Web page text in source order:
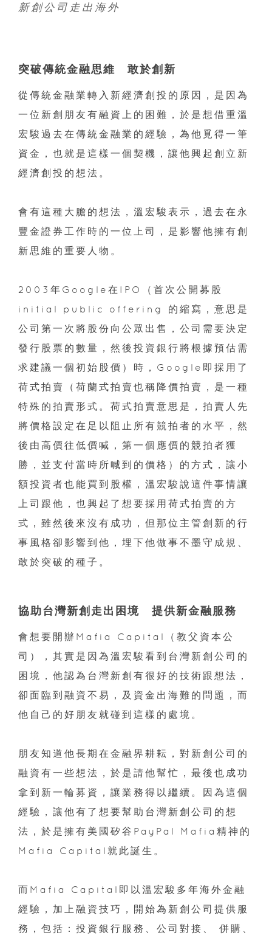
新創公司走出海外
突破傳統金融思維 敢於創新
從傳統金融業轉入新經濟創投的原因，是因為
一位新創朋友有融資上的困難，於是想借重溫
宏駿過去在傳統金融業的經驗，為他覓得一筆
資金，也就是這樣一個契機，讓他興起創立新
經濟創投的想法。
會有這種大膽的想法，溫宏駿表示，過去在永
豐金證券工作時的一位上司，是影響他擁有創
新思維的重要人物。
2003年Google在IPO（首次公開募股
initial public offering 的縮寫，意思是
公司第一次將股份向公眾出售，公司需要決定
發行股票的數量，然後投資銀行將根據預估需
求建議一個初始股價）時，Google即採用了
荷式拍賣（荷蘭式拍賣也稱降價拍賣，是一種
特殊的拍賣形式。荷式拍賣意思是，拍賣人先
將價格設定在足以阻止所有競拍者的水平，然
後由高價往低價喊，第一個應價的競拍者獲
勝，並支付當時所喊到的價格）的方式，讓小
額投資者也能買到股權，溫宏駿說這件事情讓
上司跟他，也興起了想要採用荷式拍賣的方
式，雖然後來沒有成功，但那位主管創新的行
事風格卻影響到他，埋下他做事不墨守成規、
敢於突破的種子。
協助台灣新創走出困境 提供新金融服務
會想要開辦Mafia Capital（教父資本公
司），其實是因為溫宏駿看到台灣新創公司的
困境，他認為台灣新創有很好的技術跟想法，
卻面臨到融資不易，及資金出海難的問題，而
他自己的好朋友就碰到這樣的處境。
朋友知道他長期在金融界耕耘，對新創公司的
融資有一些想法，於是請他幫忙，最後也成功
拿到新一輪募資，讓業務得以繼續。因為這個
經驗，讓他有了想要幫助台灣新創公司的想
法，於是擁有美國矽谷PayPal Mafia精神的
Mafia Capital就此誕生。
而Mafia Capital即以溫宏駿多年海外金融
經驗，加上融資技巧，開始為新創公司提供服
務，包括：投資銀行服務、公司對接、 併購、